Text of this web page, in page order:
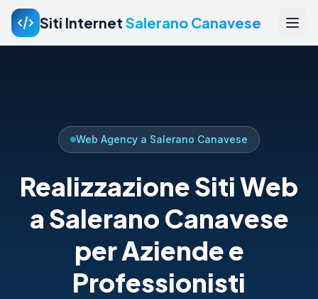
Siti Internet Salerano Canavese
Web Agency a Salerano Canavese
Realizzazione Siti Web
a Salerano Canavese
per Aziende e
Professionisti